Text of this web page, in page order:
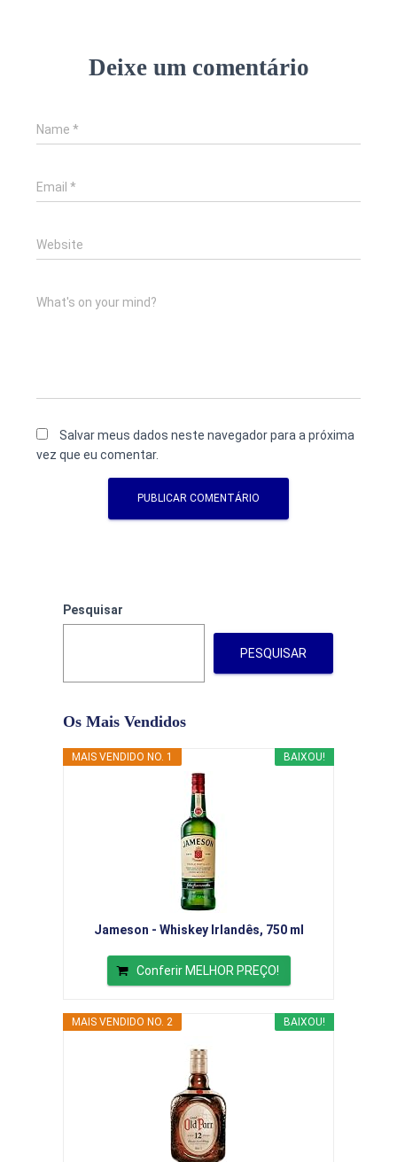
Deixe um comentário
Name *
Email *
Website
What's on your mind?
Salvar meus dados neste navegador para a próxima
vez que eu comentar.
Pesquisar
PESQUISAR
Os Mais Vendidos
BAIXOU!
MAIS VENDIDO NO. 1
Jameson - Whiskey Irlandês, 750 ml
Conferir MELHOR PREÇO!
BAIXOU!
MAIS VENDIDO NO. 2